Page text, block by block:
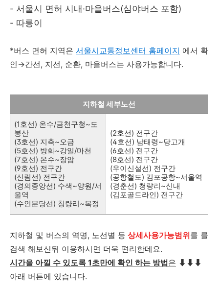
- 서울시 면허 시내·마을버스(심야버스 포함)
- 따릉이
*버스 면허 지역은 서울시교통정보센터 홈페이지 에서 확
인→간선, 지선, 순환, 마을버스는 사용가능합니다.
지하철 세부노선
(1호선) 온수/금천구청~도
봉산
(3호선) 지축~오금
(5호선) 방화~강일/마천
(7호선) 온수~장암
(9호선) 전구간
(신림선) 전구간
(경의중앙선) 수색~양원/서
울역
(수인분당선) 청량리~복정
(2호선) 전구간
(4호선) 남태령~당고개
(6호선) 전구간
(8호선) 전구간
(우이신설선) 전구간
(공항철도) 김포공항~서울역
(경춘선) 청량리~신내
(김포골드라인) 전구간
지하철 및 버스의 역명, 노선별 등 상세사용가능범위를 를
검색 해보신뒤 이용하시면 더욱 편리한데요.
시간을 아낄 수 있도록 1초만에 확인 하는 방법은 ⬇⬇⬇
아래 버튼에 있습니다.